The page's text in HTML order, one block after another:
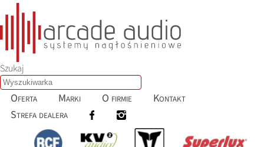
Szukaj
Oferta Marki O firmie
Kontakt
Strefa dealera